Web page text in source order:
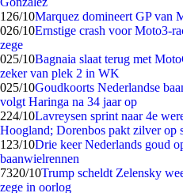
1 26/10Marquez domineert GP van
026/10Ernstige crash voor Moto3-
zege
025/10Bagnaia slaat terug met
zeker van plek 2 in WK
025/10Goudkoorts Nederlandse
volgt Haringa na 34 jaar op
224/10Lavreysen sprint naar 4e
Hoogland; Dorenbos pakt zilver op
1 23/10Drie keer Nederlands goud
baanwielrennen
7320/10Trump scheldt Zelensky
zege in oorlog